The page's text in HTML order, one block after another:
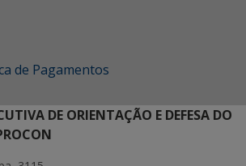
de Pagamentos
DE ORIENTAÇÃO E DEFESA DO